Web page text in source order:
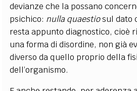
devianze che la possano
psichico: nulla quaestiosul dato
resta appunto diagnostico, cioè
una forma di disordine, non già
diverso da quello proprio della
dell’organismo.